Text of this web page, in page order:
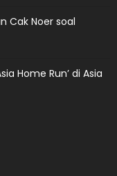
Cak Noer soal
Home Run’ di Asia